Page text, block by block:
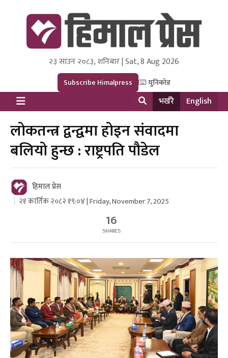
Himal Press
Dot NewsyNepal Media and Research Pvt Ltd.
२३ साउन २०८३, शनिबार | Sat, 8 Aug 2026
Subscribe Himalpress युनिकोड
भर्खरै English
लोकतन्त्र द्वन्द्वमा होइन संवादमा
बलियो हुन्छ : राष्ट्रपति पौडेल
हिमाल प्रेस
२१ कार्तिक २०८२ १९:०४ | Friday, November 7, 2025
16
SHARES